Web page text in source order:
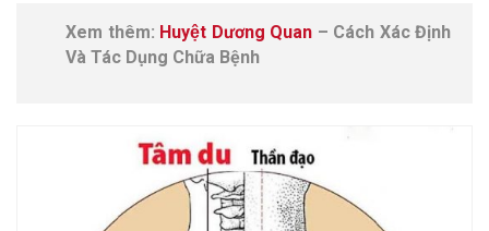
Xem thêm: Huyệt Dương Quan – Cách Xác Định
Và Tác Dụng Chữa Bệnh